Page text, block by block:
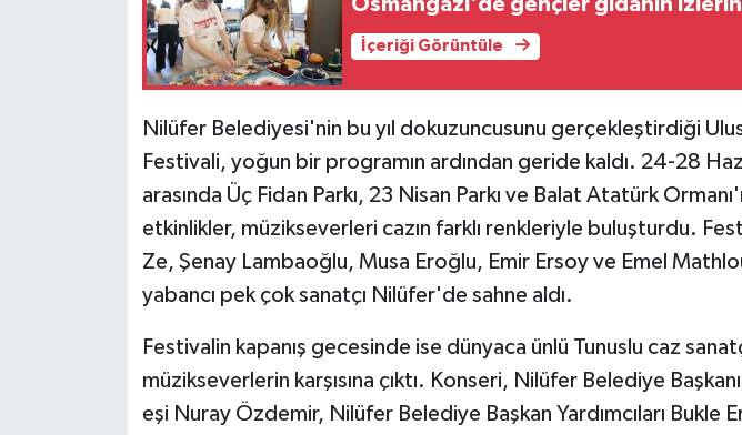
İçeriği Görüntüle
Nilüfer Belediyesi'nin bu yıl dokuzuncusunu gerçekleştirdiği
Festivali, yoğun bir programın ardından geride kaldı. 24-28
arasında Üç Fidan Parkı, 23 Nisan Parkı ve Balat Atatürk
etkinlikler, müzikseverleri cazın farklı renkleriyle buluşturdu.
Ze, Şenay Lambaoğlu, Musa Eroğlu, Emir Ersoy ve Emel
yabancı pek çok sanatçı Nilüfer'de sahne aldı.
Festivalin kapanış gecesinde ise dünyaca ünlü Tunuslu caz
müzikseverlerin karşısına çıktı. Konseri, Nilüfer Belediye
eşi Nuray Özdemir, Nilüfer Belediye Başkan Yardımcıları Bukle